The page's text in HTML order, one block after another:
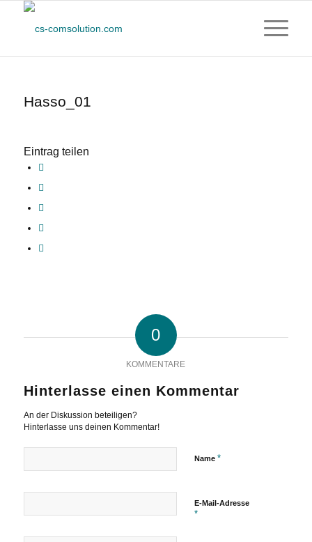
Hasso_01
Eintrag teilen
0
KOMMENTARE
Hinterlasse einen Kommentar
An der Diskussion beteiligen?
Hinterlasse uns deinen Kommentar!
Name *
E-Mail-Adresse
*